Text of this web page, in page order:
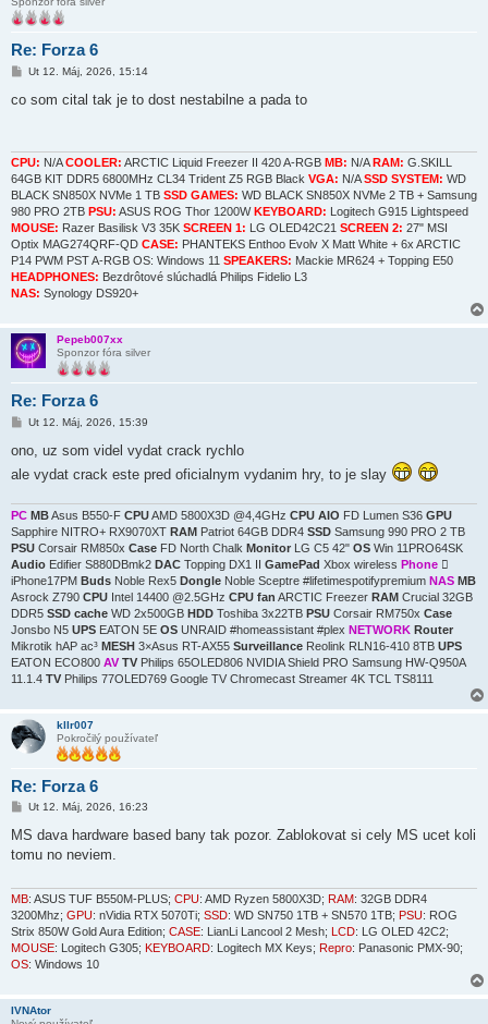
Re: Forza 6
P
í
o
k
Ut 12. Máj, 2026, 15:14
co som cital tak je to dost nestabilne a pada to
CPU: N/ACOOLER: ARCTIC Liquid Freezer II 420 A-RGB MB: N/A RAM: G.SKILL
64GB KIT DDR5 6800MHz CL34 Trident Z5 RGB Black VGA: N/ASSD SYSTEM: WD
BLACK SN850X NVMe 1 TB SSD GAMES: WD BLACK SN850X NVMe 2 TB + Samsung
980 PRO 2TB PSU: ASUS ROG Thor 1200W KEYBOARD: Logitech G915 Lightspeed
MOUSE: Razer Basilisk V3 35K SCREEN 1: LG OLED42C21 SCREEN 2: 27" MSI
Optix MAG274QRF-QD CASE: PHANTEKS Enthoo Evolv X Matt White + 6x ARCTIC
P14 PWM PST A-RGB OS: Windows 11 SPEAKERS: Mackie MR624 + Topping E50
HEADPHONES: Bezdrôtové slúchadlá Philips Fidelio L3
NAS: Synology DS920+
Pepeb007xx
Sponzor fóra silver
Re: Forza 6
P
í
p
o
Ut 12. Máj, 2026, 15:39
ono, uz som videl vydat crack rychlo
ale vydat crack este pred oficialnym vydanim hry, to je slay
PC MBAsus B550-F CPUAMD 5800X3D @4,4GHz CPU AIO FD Lumen S36 GPU
Sapphire NITRO+ RX9070XT RAM Patriot 64GB DDR4 SSD Samsung 990 PRO 2 TB
PSU Corsair RM850x Case FD North Chalk Monitor LG C5 42" OS Win 11PRO64SK
Audio Edifier S880DBmk2 DAC Topping DX1 II GamePad Xbox wireless Phone 
iPhone17PM Buds Noble Rex5 Dongle Noble Sceptre #lifetimespotifypremium NAS MB
Asrock Z790 CPU Intel 14400 @2.5GHz CPU fan ARCTIC Freezer RAM Crucial 32GB
DDR5 SSD cache WD 2x500GB HDD Toshiba 3x22TB PSU Corsair RM750x Case
Jonsbo N5 UPS EATON 5E OS UNRAID #homeassistant #plex NETWORK Router
Mikrotik hAP ac³ MESH 3×Asus RT-AX55 Surveillance Reolink RLN16-410 8TB UPS
EATON ECO800 AV TV Philips 65OLED806 NVIDIA Shield PRO Samsung HW-Q950A
11.1.4 TV Philips 77OLED769 Google TV Chromecast Streamer 4K TCL TS8111
kllr007
Pokročilý používateľ
Re: Forza 6
P
í
p
o
k
Ut 12. Máj, 2026, 16:23
MS dava hardware based bany tak pozor. Zablokovat si cely MS ucet koli
tomu no neviem.
MB: ASUS TUF B550M-PLUS; CPU: AMD Ryzen 5800X3D; RAM: 32GB DDR4
3200Mhz; GPU: nVidia RTX 5070Ti; SSD: WD SN750 1TB + SN570 1TB; PSU: ROG
Strix 850W Gold Aura Edition; CASE: LianLi Lancool 2 Mesh; LCD: LG OLED 42C2;
MOUSE: Logitech G305; KEYBOARD: Logitech MX Keys; Repro: Panasonic PMX-90;
OS: Windows 10
IVNAtor